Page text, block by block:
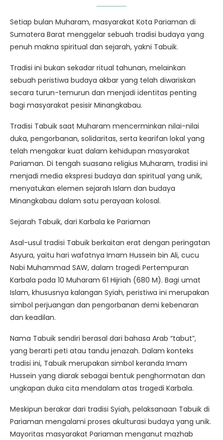
Setiap bulan Muharam, masyarakat Kota Pariaman di
Sumatera Barat menggelar sebuah tradisi budaya yang
penuh makna spiritual dan sejarah, yakni Tabuik.
Tradisi ini bukan sekadar ritual tahunan, melainkan
sebuah peristiwa budaya akbar yang telah diwariskan
secara turun-temurun dan menjadi identitas penting
bagi masyarakat pesisir Minangkabau.
Tradisi Tabuik saat Muharam mencerminkan nilai-nilai
duka, pengorbanan, solidaritas, serta kearifan lokal yang
telah mengakar kuat dalam kehidupan masyarakat
Pariaman. Di tengah suasana religius Muharam, tradisi ini
menjadi media ekspresi budaya dan spiritual yang unik,
menyatukan elemen sejarah Islam dan budaya
Minangkabau dalam satu perayaan kolosal.
Sejarah Tabuik, dari Karbala ke Pariaman
Asal-usul tradisi Tabuik berkaitan erat dengan peringatan
Asyura, yaitu hari wafatnya Imam Hussein bin Ali, cucu
Nabi Muhammad SAW, dalam tragedi Pertempuran
Karbala pada 10 Muharam 61 Hijriah (680 M). Bagi umat
Islam, khususnya kalangan Syiah, peristiwa ini merupakan
simbol perjuangan dan pengorbanan demi kebenaran
dan keadilan.
Nama Tabuik sendiri berasal dari bahasa Arab “tabut”,
yang berarti peti atau tandu jenazah. Dalam konteks
tradisi ini, Tabuik merupakan simbol keranda Imam
Hussein yang diarak sebagai bentuk penghormatan dan
ungkapan duka cita mendalam atas tragedi Karbala.
Meskipun berakar dari tradisi Syiah, pelaksanaan Tabuik di
Pariaman mengalami proses akulturasi budaya yang unik.
Mayoritas masyarakat Pariaman menganut mazhab